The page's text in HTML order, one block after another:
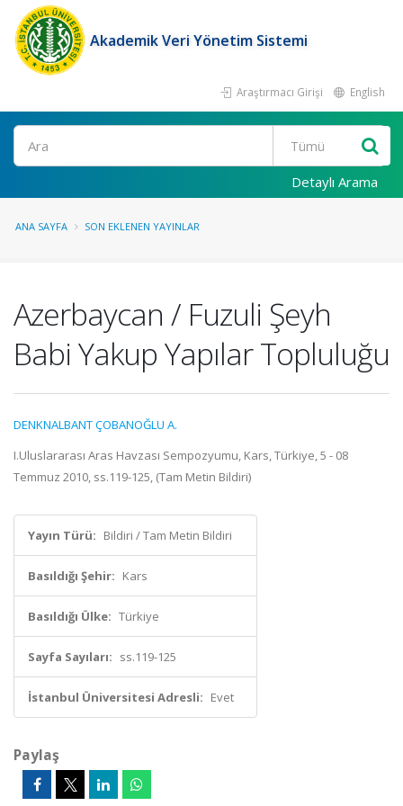
Akademik Veri Yönetim Sistemi
Araştırmacı Girişi English
Ara
Detaylı Arama
ANA SAYFA SON EKLENEN YAYINLAR
Azerbaycan / Fuzuli Şeyh
Babi Yakup Yapılar Topluluğu
DENKNALBANT ÇOBANOĞLU A.
I.Uluslararası Aras Havzası Sempozyumu, Kars, Türkiye, 5 - 08
Temmuz 2010, ss.119-125, (Tam Metin Bildiri)
Yayın Türü: Bildiri / Tam Metin Bildiri
Basıldığı Şehir: Kars
Basıldığı Ülke: Türkiye
Sayfa Sayıları: ss.119-125
İstanbul Üniversitesi Adresli: Evet
Paylaş